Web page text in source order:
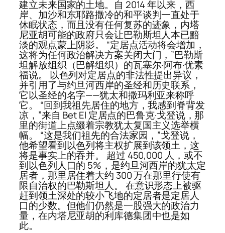
建立未来国家的土地。自 2014 年以来，西
岸、加沙和东耶路撒冷的和平谈判一直处于
休眠状态，而且没有任何复苏的迹象，内塔
尼亚胡可能的政府只会让巴勒斯坦人本已黯
淡的观点蒙上阴影。 “定居点活动将会增加，
这将为任何政治解决方案关闭大门，”巴勒斯
坦解放组织（巴解组织）的瓦塞尔·阿布·优素
福说。 以色列对定居点的非法性提出异议，
并引用了与约旦河西岸的圣经和历史联系，
它以圣经的名字——犹太和撒玛利亚来称呼
它。 “回到我祖先居住的地方，我感到脊背发
凉，”来自 Bet El 定居点的巴鲁克·戈登说，那
里的街道上点缀着宗教犹太复国主义选举横
幅。 “这是我们祖先的合法家园，”戈登说，
他希望看到以色列将主权扩展到该领土，这
将是事实上的吞并。 超过 450,000 人，或不
到以色列人口的 5%，是约旦河西岸的犹太定
居者，那里居住着大约 300 万在那里行使有
限自治权的巴勒斯坦人。 在意识形态上被驱
赶到领土深处的较小飞地的定居者是定居人
口的少数。但他们仍然是一股强大的政治力
量，在内塔尼亚胡的利库德集团中也是如
此。